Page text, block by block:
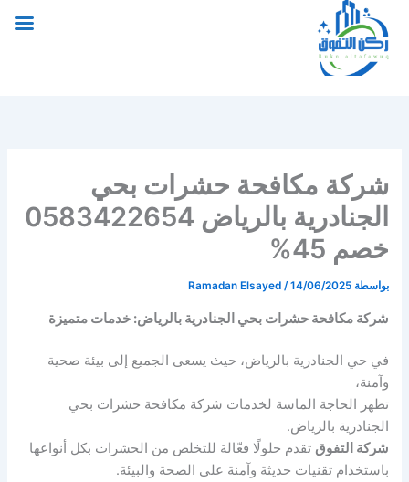
المحتوى
شركة مكافحة حشرات بحي
الجنادرية بالرياض 0583422654
خصم 45%
بواسطة Ramadan Elsayed /14/06/2025
شركة مكافحة حشرات بحي الجنادرية بالرياض: خدمات متميزة
في حي الجنادرية بالرياض، حيث يسعى الجميع إلى بيئة صحية
وآمنة،
تظهر الحاجة الماسة لخدمات شركة مكافحة حشرات بحي
الجنادرية بالرياض.
شركة التفوق تقدم حلولًا فعّالة للتخلص من الحشرات بكل أنواعها
باستخدام تقنيات حديثة وآمنة على الصحة والبيئة.